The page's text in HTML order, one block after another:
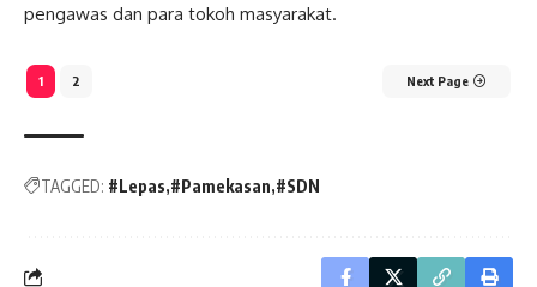
pengawas dan para tokoh masyarakat.
1 2 Next Page
TAGGED: #Lepas #Pamekasan #SDN